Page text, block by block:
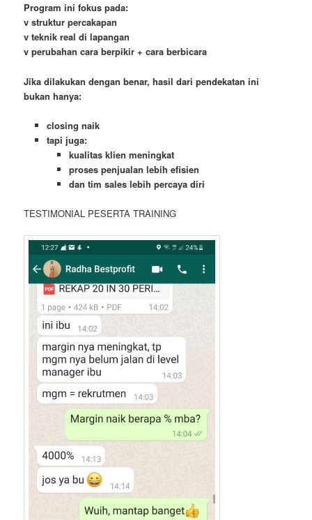
Program ini fokus pada:
vstruktur percakapan
v teknik real di lapangan
v perubahan cara berpikir + cara berbicara
Jika dilakukan dengan benar, hasil dari pendekatan ini
bukan hanya:
closing naik
tapi juga:
kualitas klien meningkat
proses penjualan lebih efisien
dan tim sales lebih percaya diri
TESTIMONIAL PESERTA TRAINING